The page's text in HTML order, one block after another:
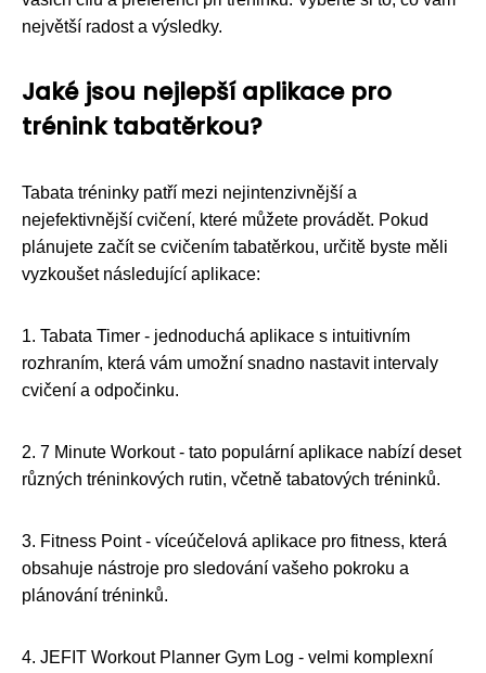
největší radost a výsledky.
Jaké jsou nejlepší aplikace pro
trénink tabatěrkou?
Tabata tréninky patří mezi nejintenzivnější a
nejefektivnější cvičení, které můžete provádět. Pokud
plánujete začít se cvičením tabatěrkou, určitě byste měli
vyzkoušet následující aplikace:
1. Tabata Timer - jednoduchá aplikace s intuitivním
rozhraním, která vám umožní snadno nastavit intervaly
cvičení a odpočinku.
2. 7 Minute Workout - tato populární aplikace nabízí deset
různých tréninkových rutin, včetně tabatových tréninků.
3. Fitness Point - víceúčelová aplikace pro fitness, která
obsahuje nástroje pro sledování vašeho pokroku a
plánování tréninků.
4. JEFIT Workout Planner Gym Log - velmi komplexní